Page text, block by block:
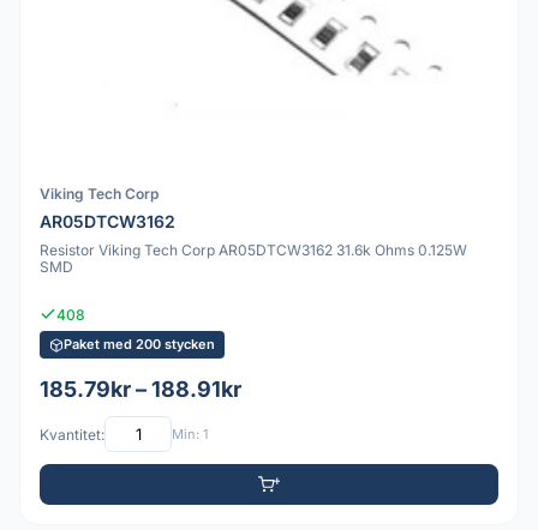
Viking Tech Corp
AR05DTCW3162
Resistor Viking Tech Corp AR05DTCW3162 31.6k Ohms 0.125W
SMD
408
Paket med 200 stycken
185.79kr – 188.91kr
Kvantitet: Min: 1